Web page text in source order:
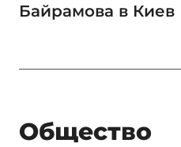
Байрамова в Киев
Общество